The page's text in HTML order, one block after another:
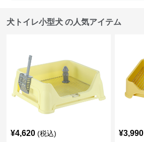
犬トイレ小型犬 の人気アイテム
¥4,620 (税込) ¥3,990